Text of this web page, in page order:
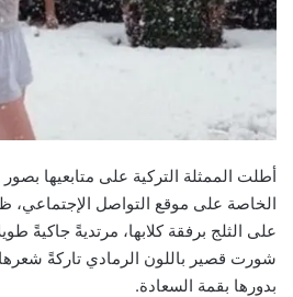
أطلت الممثلة التركية على متابعيها
الخاصة على موقع التواصل الإجتماعي،
على الثلج برفقة كلابها، مرتديةً جاكيةً
شورت قصير باللون الرمادي تاركةً
بدورها بقمة السعادة.